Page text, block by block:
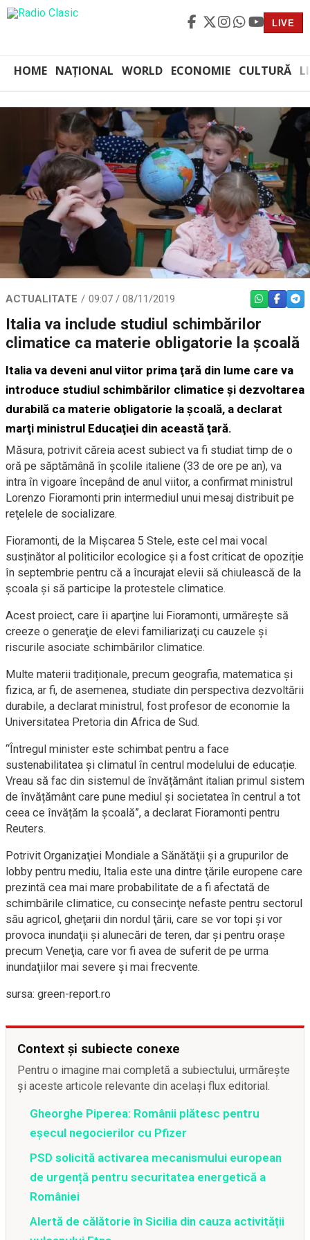
LIVE
HOME NAȚIONAL WORLD ECONOMIE CULTURĂ
ACTUALITATE 09:07 / 08/11/2019 WHATSAPP
Italia va include studiul schimbărilor
climatice ca materie obligatorie la şcoală
Italia va deveni anul viitor prima ţară din lume care va
introduce studiul schimbărilor climatice şi dezvoltarea
durabilă ca materie obligatorie la şcoală, a declarat
marţi ministrul Educaţiei din această ţară.
Măsura, potrivit căreia acest subiect va fi studiat timp de o
oră pe săptămână în şcolile italiene (33 de ore pe an), va
intra în vigoare începând de anul viitor, a confirmat ministrul
Lorenzo Fioramonti prin intermediul unui mesaj distribuit pe
reţelele de socializare.
Fioramonti, de la Mișcarea 5 Stele, este cel mai vocal
susținător al politicilor ecologice și a fost criticat de opoziție
în septembrie pentru că a încurajat elevii să chiulească de la
școala și să participe la protestele climatice.
Acest proiect, care îi aparţine lui Fioramonti, urmăreşte să
creeze o generaţie de elevi familiarizaţi cu cauzele şi
riscurile asociate schimbărilor climatice.
Multe materii tradiționale, precum geografia, matematica și
fizica, ar fi, de asemenea, studiate din perspectiva dezvoltării
durabile, a declarat ministrul, fost profesor de economie la
Universitatea Pretoria din Africa de Sud.
“Întregul minister este schimbat pentru a face
sustenabilitatea și climatul în centrul modelului de educație.
Vreau să fac din sistemul de învățământ italian primul sistem
de învățământ care pune mediul și societatea în centrul a tot
ceea ce învățăm la școală”, a declarat Fioramonti pentru
Reuters.
Potrivit Organizaţiei Mondiale a Sănătăţii şi a grupurilor de
lobby pentru mediu, Italia este una dintre ţările europene care
prezintă cea mai mare probabilitate de a fi afectată de
schimbările climatice, cu consecinţe nefaste pentru sectorul
său agricol, gheţarii din nordul ţării, care se vor topi şi vor
provoca inundaţii şi alunecări de teren, dar şi pentru oraşe
precum Veneţia, care vor fi avea de suferit de pe urma
inundaţiilor mai severe şi mai frecvente.
sursa: green-report.ro
Context și subiecte conexe
Pentru o imagine mai completă a subiectului, urmărește
și aceste articole relevante din același flux editorial.
Gheorghe Piperea: Românii plătesc pentru
eșecul negocierilor cu Pfizer
PSD solicită activarea mecanismului european
de urgență pentru securitatea energetică a
României
Alertă de călătorie în Sicilia din cauza activității